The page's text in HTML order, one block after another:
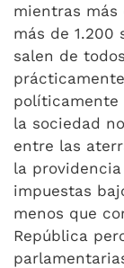
mientras más
más de 1.200
salen de
políticamente
la sociedad
entre las
la
impuestas
menos que
República